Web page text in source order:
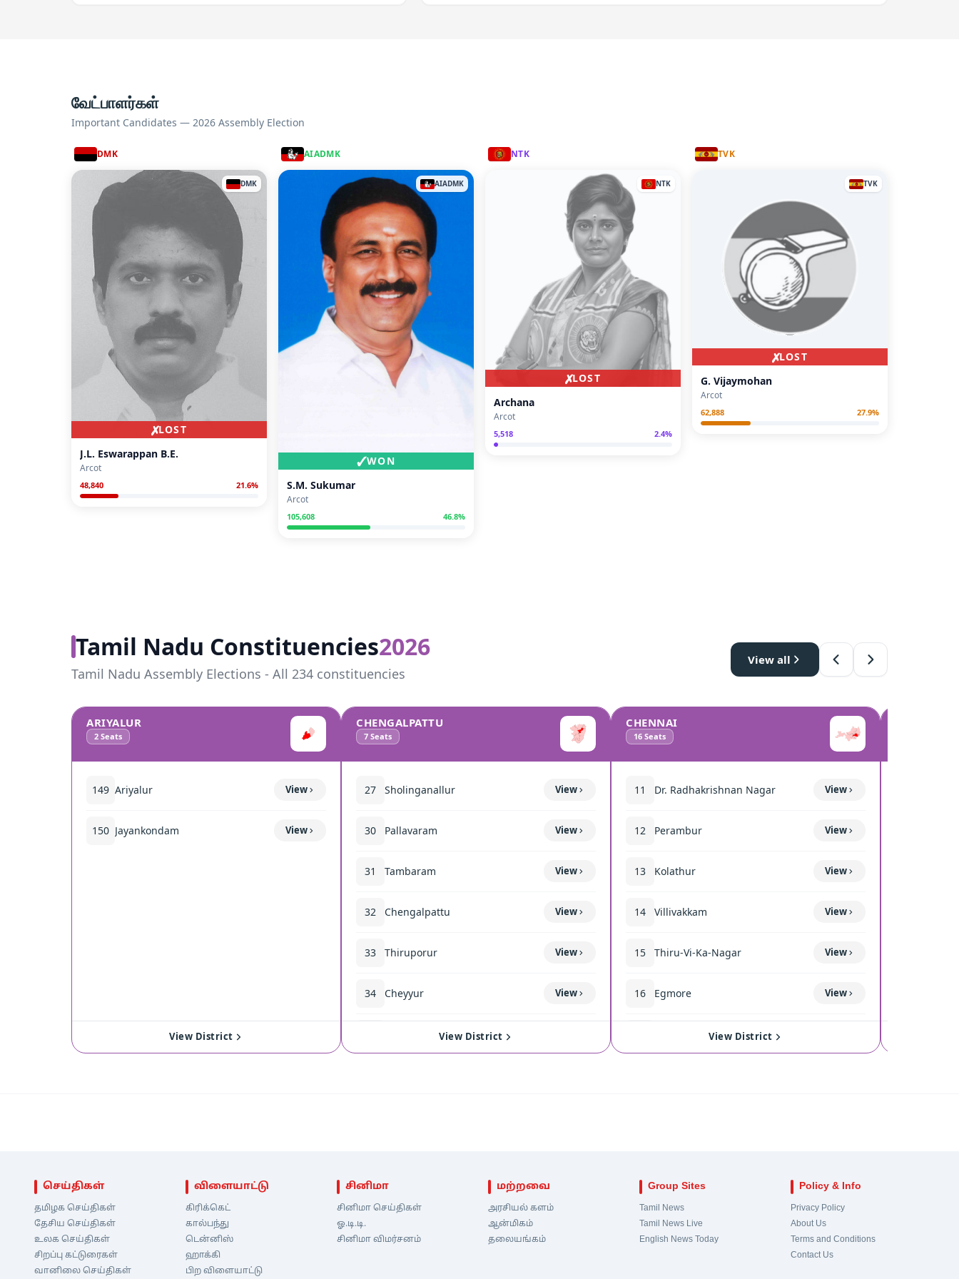
வேட்பாளர்கள்
Important Candidates — 2026 Assembly Election
DMK
✗LOST
DMK
J.L. Eswarappan B.E.
Arcot
48,840 21.6%
AIADMK
✓WON
AIADMK
S.M. Sukumar
Arcot
105,608 46.8%
NTK
✗LOST
NTK
Archana
Arcot
5,518 2.4%
TVK
✗LOST
TVK
G. Vijaymohan
Arcot
62,888 27.9%
Tamil Nadu Constituencies2026
Tamil Nadu Assembly Elections - All 234 constituencies
View all
ARIYALUR
2 Seats
149 Ariyalur View
150 Jayankondam View
View District
CHENGALPATTU
7 Seats
27 Sholinganallur View
30 Pallavaram View
31 Tambaram View
32 Chengalpattu View
33 Thiruporur View
34 Cheyyur View
MadurantakamView District
CHENNAI
16 Seats
11 Dr. Radhakrishnan Nagar View
12 Perambur View
13 Kolathur View
14 Villivakkam View
15 Thiru-Vi-Ka-Nagar View
16 Egmore View
Royapuram
21
22 Virugampakkam View
View District
செய்திகள்
தமிழக செய்திகள்
தேசிய செய்திகள்
உலக செய்திகள்
சிறப்பு கட்டுரைகள்
வானிலை செய்திகள்
விளையாட்டு
கிரிக்கெட்
கால்பந்து
டென்னிஸ்
ஹாக்கி
பிற விளையாட்டு
சினிமா
சினிமா செய்திகள்
ஓ.டி.டி.
சினிமா விமர்சனம்
மற்றவை
அரசியல் களம்
ஆன்மிகம்
தலையங்கம்
Group Sites
Tamil News
Tamil News Live
English News Today
Policy & Info
Privacy Policy
About Us
Terms and Conditions
Contact Us